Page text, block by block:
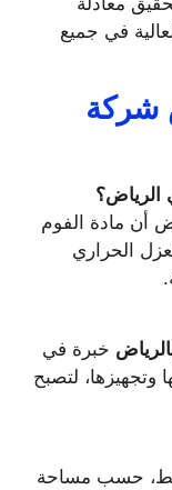
معادلة
في جميع
شركة
أن مادة الفوم
الحراري
خبرة في
وتجهيزها، لتصبح
حسب مساحة